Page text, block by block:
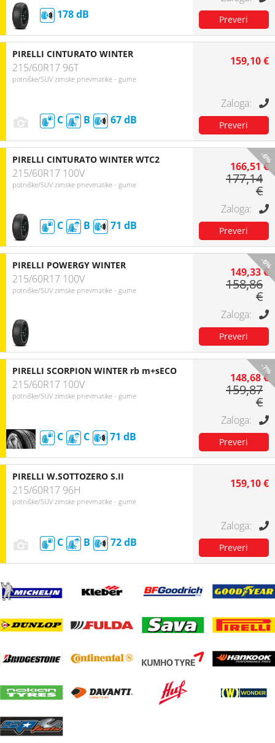
178
PIRELLI CINTURATO WINTER
215/60R17 96T
potniške/SUV zimske pnevmatike - gume
C B 67
159,10 €
-6%
PIRELLI CINTURATO WINTER WTC2
215/60R17 100V
potniške/SUV zimske pnevmatike - gume
C B 71
166,51 €
177,14
€
-6%
PIRELLI POWERGY WINTER
215/60R17 100V
potniške/SUV zimske pnevmatike - gume
149,33 €
158,86
€
-7%
PIRELLI SCORPION WINTER rb m+sECO
215/60R17 100V
potniške/SUV zimske pnevmatike - gume
C C 71
148,68 €
159,87
€
PIRELLI W.SOTTOZERO S.II
215/60R17 96H
potniške/SUV zimske pnevmatike - gume
C B 72
159,10 €